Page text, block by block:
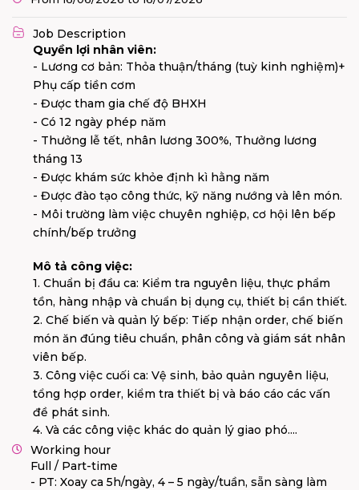
Job Description
Quyền lợi nhân viên:
- Lương cơ bản: Thỏa thuận/tháng (tuỳ kinh nghiệm)+
Phụ cấp tiền cơm
- Được tham gia chế độ BHXH
- Có 12 ngày phép năm
- Thưởng lễ tết, nhân lương 300%, Thưởng lương
tháng 13
- Được khám sức khỏe định kì hằng năm
- Được đào tạo công thức, kỹ năng nướng và lên món.
- Môi trường làm việc chuyên nghiệp, cơ hội lên bếp
chính/bếp trưởng
Mô tả công việc:
1. Chuẩn bị đầu ca: Kiểm tra nguyên liệu, thực phẩm
tồn, hàng nhập và chuẩn bị dụng cụ, thiết bị cần thiết.
2. Chế biến và quản lý bếp: Tiếp nhận order, chế biến
món ăn đúng tiêu chuẩn, phân công và giám sát nhân
viên bếp.
3. Công việc cuối ca: Vệ sinh, bảo quản nguyên liệu,
tổng hợp order, kiểm tra thiết bị và báo cáo các vấn
đề phát sinh.
4. Và các công việc khác do quản lý giao phó....
Working hour
Full / Part-time
- PT: Xoay ca 5h/ngày, 4 – 5 ngày/tuần, sẵn sàng làm